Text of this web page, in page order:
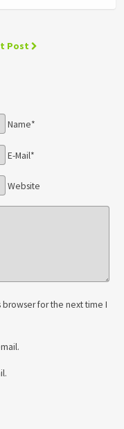
Post
Name*
E-Mail*
Website
for the next time I